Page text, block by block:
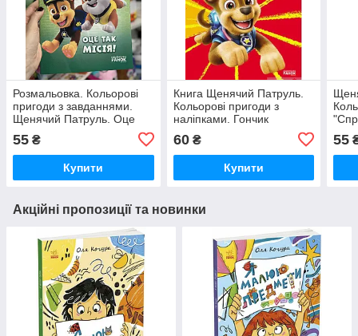
Розмальовка. Кольорові
пригоди з завданнями.
Щенячий Патруль. Оце
55 ₴
Купити
Книга Щенячий Патруль.
Кольорові пригоди з
наліпками. Гончик
60₴
Купити
55
Акційні пропозиції та новинки